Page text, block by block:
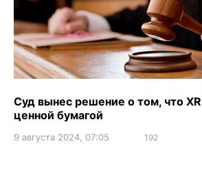
Суд вынес решение о том, что
ценной бумагой
9 августа 2024, 07:05 192